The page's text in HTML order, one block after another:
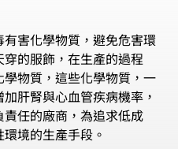
害化學物質，避免危害環
的服飾，在生產的過程
物質，這些化學物質，一
肝腎與心血管疾病機率，
任的廠商，為追求低成
境的生產手段。